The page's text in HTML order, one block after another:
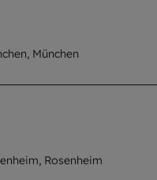
München
Rosenheim